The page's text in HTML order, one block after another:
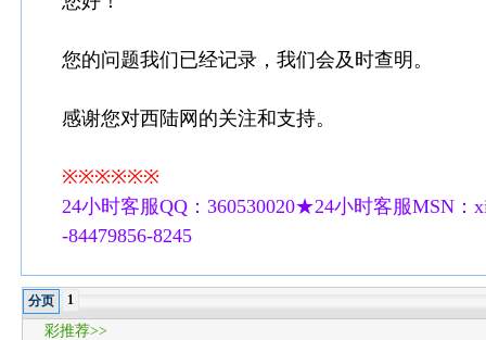
您的问题我们已经记录，我们会及时查明。
感谢您对西陆网的关注和支持。
※※※※※※
24小时客服QQ：360530020★24小时客服MSN
-84479856-8245
分页 1
彩推荐>>